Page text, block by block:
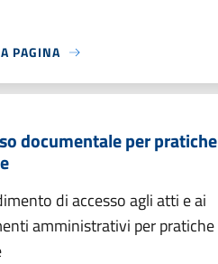
PAGINA
documentale per pratiche
di accesso agli atti e ai
amministrativi per pratiche